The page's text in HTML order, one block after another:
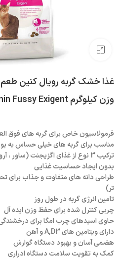
بزرگنمایی تصویر
غذا خشک گربه رویال کنین
وزن کیلوگرم Royal Canin Fussy Exigent
فرمولاسیون خاص برای گربه های فوق
مناسب برای گربه های خیلی حساس به بو
ترکیب 3 نوع از غذای اگزیجنت (ساور ، آروما ، پروتئین)
بدون ایجاد حساسیت غذایی
طراحی دانه های متفاوت و جذاب برای
تر)
تامین انرژی گربه در طول روز
چربی کنترل شده برای حفظ وزن ایده آل
حاوی اسیدهای چرب امگا برای
دارای ویتامین های A,D3 و آهن
هضمی آسان و بهبود دستگاه گوارش
کمک به تقویت سلامت دستگاه ادراری